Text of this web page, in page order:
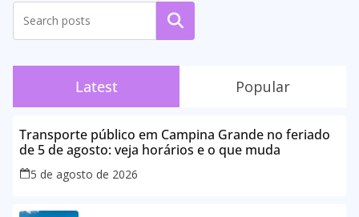
Pesquisar
Latest Popular
Transporte público em Campina Grande no feriado
de 5 de agosto: veja horários e o que muda
5 de agosto de 2026